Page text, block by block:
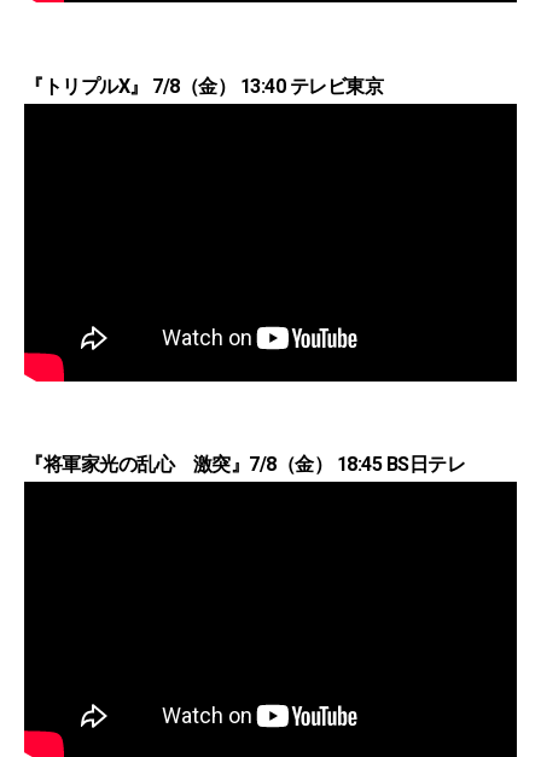
『トリプルX』 7/8（金） 13:40 テレビ東京
『将軍家光の乱心 激突』7/8（金） 18:45 BS日テレ